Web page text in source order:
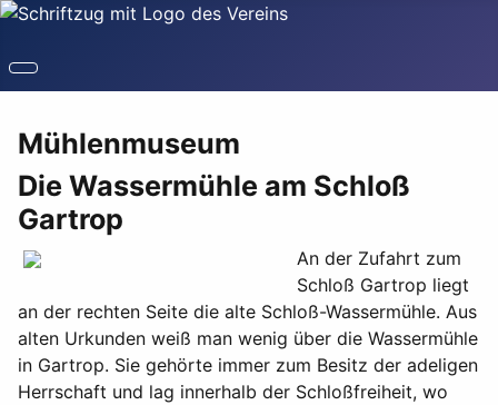
Mühlenmuseum
Die Wassermühle am Schloß
Gartrop
An der Zufahrt zum
Schloß Gartrop liegt
an der rechten Seite die alte Schloß-Wassermühle. Aus
alten Urkunden weiß man wenig über die Wassermühle
in Gartrop. Sie gehörte immer zum Besitz der adeligen
Herrschaft und lag innerhalb der Schloßfreiheit, wo